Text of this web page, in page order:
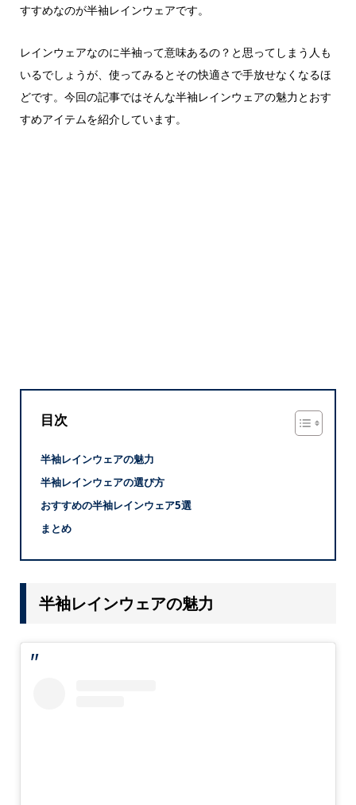
すすめなのが半袖レインウェアです。
レインウェアなのに半袖って意味あるの？と思ってしまう人も
いるでしょうが、使ってみるとその快適さで手放せなくなるほ
どです。今回の記事ではそんな半袖レインウェアの魅力とおす
すめアイテムを紹介しています。
目次
半袖レインウェアの魅力
半袖レインウェアの選び方
おすすめの半袖レインウェア5選
まとめ
半袖レインウェアの魅力